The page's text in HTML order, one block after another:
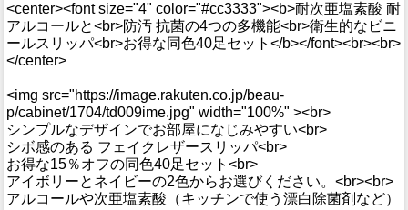
<center><font size="4" color="#cc3333"><b>耐次亜塩素酸 耐
アルコールと<br>防汚 抗菌の4つの多機能<br>衛生的なビニ
ールスリッパ<br>お得な同色40足セット</b></font><br><br>
</center>
<img src="https://image.rakuten.co.jp/beau-
p/cabinet/1704/td009ime.jpg" width="100%" ><br>
シンプルなデザインでお部屋になじみやすい<br>
シボ感のある フェイクレザースリッパ<br>
お得な15％オフの同色40足セット<br>
アイボリーとネイビーの2色からお選びください。<br><br>
アルコールや次亜塩素酸（キッチンで使う漂白除菌剤など）